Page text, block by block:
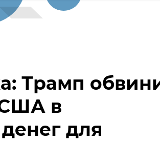
Трамп
в
для